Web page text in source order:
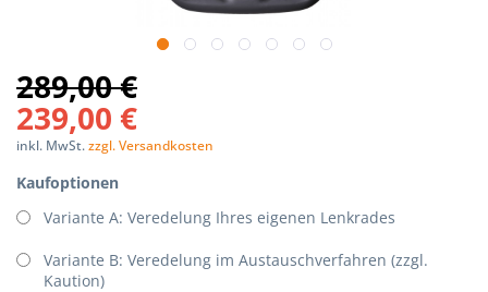
289,00 €
239,00 €
inkl. MwSt.zzgl. Versandkosten
Kaufoptionen
Variante A: Veredelung Ihres eigenen Lenkrades
Variante B: Veredelung im Austauschverfahren (zzgl.
Kaution)